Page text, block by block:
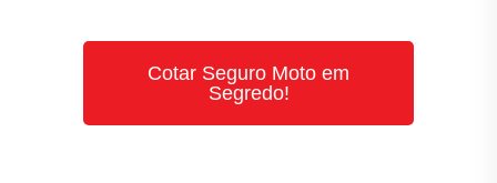
Cotar Seguro Moto em
Segredo!